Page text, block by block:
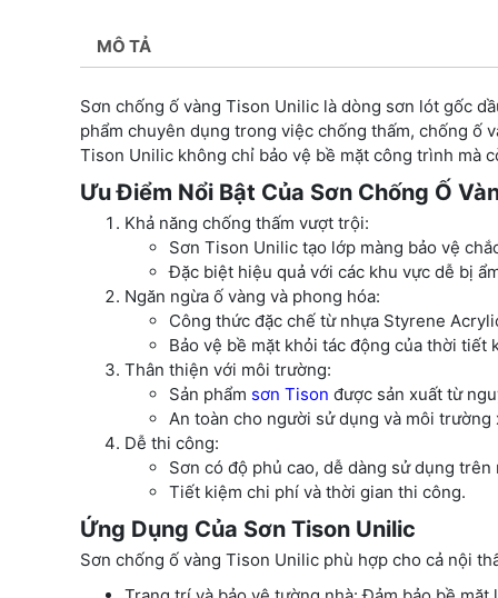
MÔ TẢ
Sơn chống ố vàng Tison Unilic là dòng sơn lót gốc
phẩm chuyên dụng trong việc chống thấm, chống ố
Tison Unilic không chỉ bảo vệ bề mặt công trình mà
Ưu Điểm Nổi Bật Của Sơn Chống Ố
Khả năng chống thấm vượt trội:
Sơn Tison Unilic tạo lớp màng bảo vệ
Đặc biệt hiệu quả với các khu vực dễ bị
Ngăn ngừa ố vàng và phong hóa:
Công thức đặc chế từ nhựa Styrene
Bảo vệ bề mặt khỏi tác động của thời tiết
Thân thiện với môi trường:
Sản phẩm sơn Tison được sản xuất từ
An toàn cho người sử dụng và môi trường
Dễ thi công:
Sơn có độ phủ cao, dễ dàng sử dụng trên
Tiết kiệm chi phí và thời gian thi công.
Ứng Dụng Của Sơn Tison Unilic
Sơn chống ố vàng Tison Unilic phù hợp cho cả nội